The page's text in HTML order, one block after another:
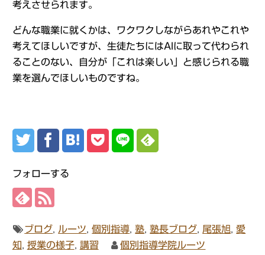
考えさせられます。
どんな職業に就くかは、ワクワクしながらあれやこれや
考えてほしいですが、生徒たちにはAIに取って代わられ
ることのない、自分が「これは楽しい」と感じられる職
業を選んでほしいものですね。
フォローする
ブログ ルーツ ,個別指導 ,塾 ,塾長ブログ 尾張旭
愛
知
授業の様子, 講習 個別指導学院ルーツ